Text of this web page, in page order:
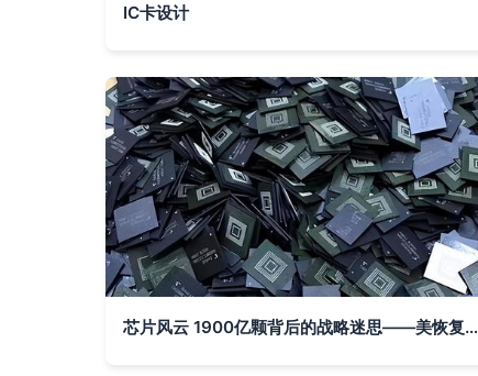
IC卡设计
芯片风云 1900亿颗背后的战略迷思——美恢复供货传闻辨析